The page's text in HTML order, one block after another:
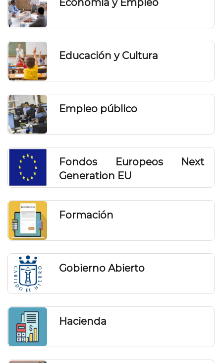
Economía y Empleo
Educación y Cultura
Empleo público
Fondos Europeos Next
Generation EU
Formación
Gobierno Abierto
Hacienda